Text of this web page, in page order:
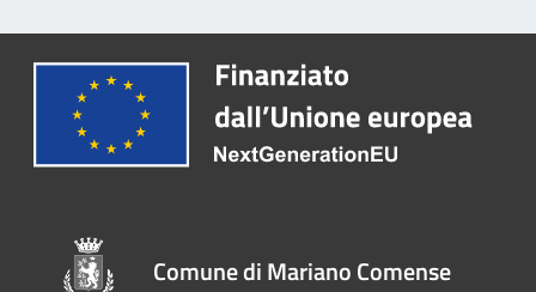
Comune di Mariano Comense